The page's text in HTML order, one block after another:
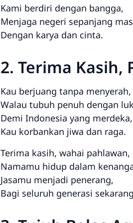
Kami berdiri dengan bangga,
Menjaga negeri sepanjang
Dengan karya dan cinta.
2. Terima Kasih,
Kau berjuang tanpa menyerah,
Walau tubuh penuh dengan
Demi Indonesia yang merdeka,
Kau korbankan jiwa dan raga.
Terima kasih, wahai pahlawan,
Namamu hidup dalam
Jasamu menjadi penerang,
Bagi seluruh generasi